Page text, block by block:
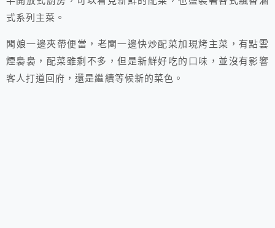
式系列主菜。
闆娘一邊夾帶便當，老闆一邊快炒配菜加現烤主菜，有點雲
煙裊裊，配菜雖剩不多，但是新鮮好吃的口味，並沒有影響
客人打道回府，還是繼續等候新的菜色。